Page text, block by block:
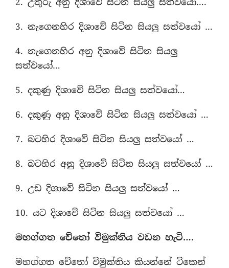
3. නැගෙනහිර දිශාවේ සිටින සියලු සත්වයෝ …
4. නැගෙනහිර අනු දිශාවේ සිටින සියලු
සත්වයෝ…
5. දකුණු දිශාවේ සිටින සියලු සත්වයෝ…
6. දකුණු අනු දිශාවේ සිටින සියලු සත්වයෝ …
7. බටහිර දිශාවේ සිටින සියලු සත්වයෝ …
8. බටහිර අනු දිශාවේ සිටින සියලු සත්වයෝ …
9. උඩ දිශාවේ සිටින සියලු සත්වයෝ …
10. යට දිශාවේ සිටින සියලු සත්වයෝ …
මහග්ගත චේතෝ විමුක්තිය වඩන හැටි….
මහග්ගත චේතෝ විමුක්තිය කියන්නේ ටිකෙන්